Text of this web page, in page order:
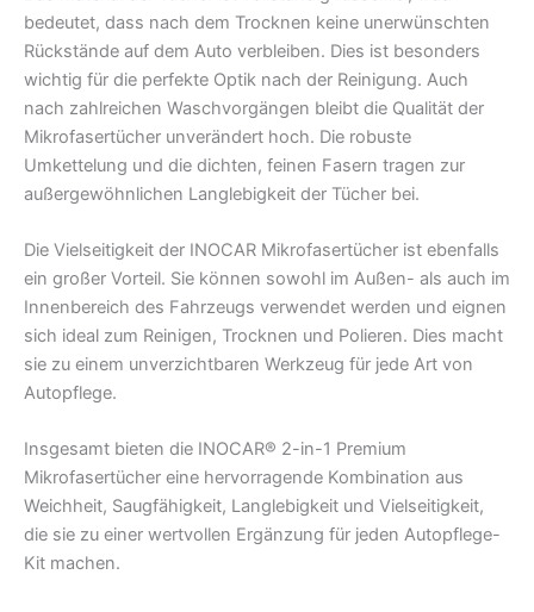
bedeutet, dass nach dem Trocknen keine unerwünschten
Rückstände auf dem Auto verbleiben. Dies ist besonders
wichtig für die perfekte Optik nach der Reinigung. Auch
nach zahlreichen Waschvorgängen bleibt die Qualität der
Mikrofasertücher unverändert hoch. Die robuste
Umkettelung und die dichten, feinen Fasern tragen zur
außergewöhnlichen Langlebigkeit der Tücher bei.
Die Vielseitigkeit der INOCAR Mikrofasertücher ist ebenfalls
ein großer Vorteil. Sie können sowohl im Außen- als auch im
Innenbereich des Fahrzeugs verwendet werden und eignen
sich ideal zum Reinigen, Trocknen und Polieren. Dies macht
sie zu einem unverzichtbaren Werkzeug für jede Art von
Autopflege.
Insgesamt bieten die INOCAR® 2-in-1 Premium
Mikrofasertücher eine hervorragende Kombination aus
Weichheit, Saugfähigkeit, Langlebigkeit und Vielseitigkeit,
die sie zu einer wertvollen Ergänzung für jeden Autopflege-
Kit machen.